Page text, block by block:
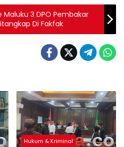
Maluku 3 DPO Pembakar
Di Fakfak
Hukum & Kriminal